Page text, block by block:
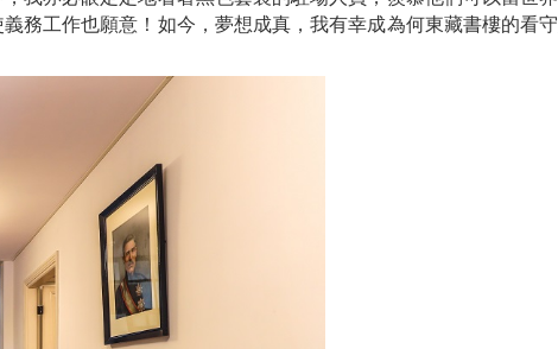
務工作也願意！如今，夢想成真，我有幸成為何東藏書樓的看